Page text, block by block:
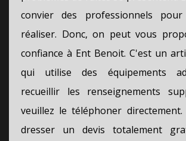
convier des professionnels
réaliser. Donc, on peut vous
confiance à Ent Benoit. C'est un
qui utilise des équipements
recueillir les renseignements
veuillez le téléphoner
dresser un devis totalement